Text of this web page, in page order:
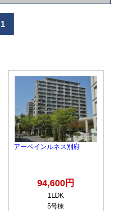
か
1
アーベインルネス別府
94,600円
1LDK
5号棟